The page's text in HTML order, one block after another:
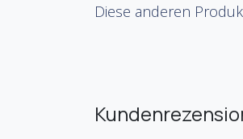
Diese anderen